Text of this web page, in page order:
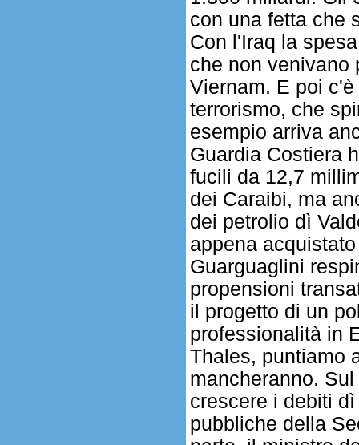
con una fetta che
Con l'Iraq la
che non venivano
Viernam. E poi
terrorismo, che
esempio arriva
Guardia Costiera
fucili da 12,7
dei Caraibi, ma
dei petrolio dì
appena
Guarguaglini
propensioni
il progetto di un
professionalità in
Thales, puntiamo
mancheranno.
crescere i debiti
pubbliche della